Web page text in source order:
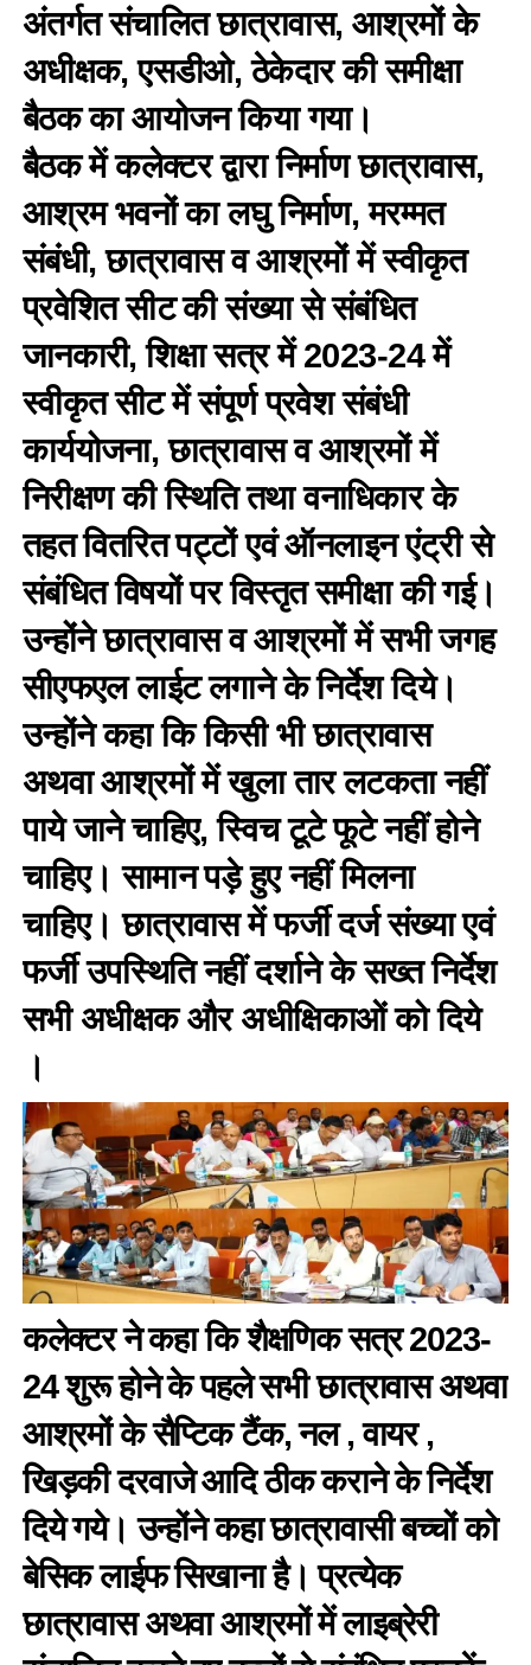
अंतर्गत संचालित छात्रावास, आश्रमों के
अधीक्षक, एसडीओ, ठेकेदार की समीक्षा
बैठक का आयोजन किया गया।
बैठक में कलेक्टर द्वारा निर्माण छात्रावास,
आश्रम भवनों का लघु निर्माण, मरम्मत
संबंधी, छात्रावास व आश्रमों में स्वीकृत
प्रवेशित सीट की संख्या से संबंधित
जानकारी, शिक्षा सत्र में 2023-24 में
स्वीकृत सीट में संपूर्ण प्रवेश संबंधी
कार्ययोजना, छात्रावास व आश्रमों में
निरीक्षण की स्थिति तथा वनाधिकार के
तहत वितरित पट्टों एवं ऑनलाइन एंट्री से
संबंधित विषयों पर विस्तृत समीक्षा की गई।
उन्होंने छात्रावास व आश्रमों में सभी जगह
सीएफएल लाईट लगाने के निर्देश दिये।
उन्होंने कहा कि किसी भी छात्रावास
अथवा आश्रमों में खुला तार लटकता नहीं
पाये जाने चाहिए, स्विच टूटे फूटे नहीं होने
चाहिए। सामान पड़े हुए नहीं मिलना
चाहिए। छात्रावास में फर्जी दर्ज संख्या एवं
फर्जी उपस्थिति नहीं दर्शाने के सख्त निर्देश
सभी अधीक्षक और अधीक्षिकाओं को दिये
।
कलेक्टर ने कहा कि शैक्षणिक सत्र 2023-
24 शुरू होने के पहले सभी छात्रावास अथवा
आश्रमों के सैप्टिक टैंक, नल , वायर ,
खिड़की दरवाजे आदि ठीक कराने के निर्देश
दिये गये। उन्होंने कहा छात्रावासी बच्चों को
बेसिक लाईफ सिखाना है। प्रत्येक
छात्रावास अथवा आश्रमों में लाइब्रेरी